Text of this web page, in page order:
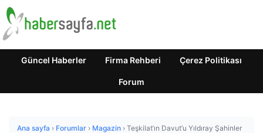
Güncel Haberler Firma Rehberi Çerez Politikası
Forum
Ana sayfa › Forumlar › Magazin › Teşkilat’ın Davut’u Yıldıray Şahinler